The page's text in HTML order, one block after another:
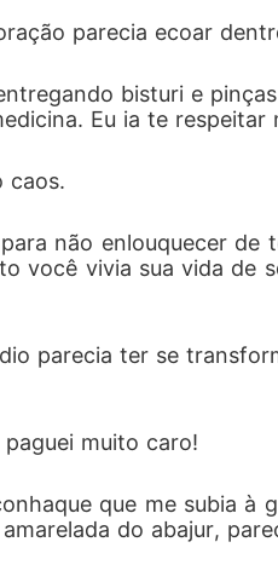
parecia ecoar
bisturi e
Eu ia te respeitar
caos.
não enlouquecer de
você vivia sua vida de
parecia ter se
muito caro!
que me subia à
do abajur,